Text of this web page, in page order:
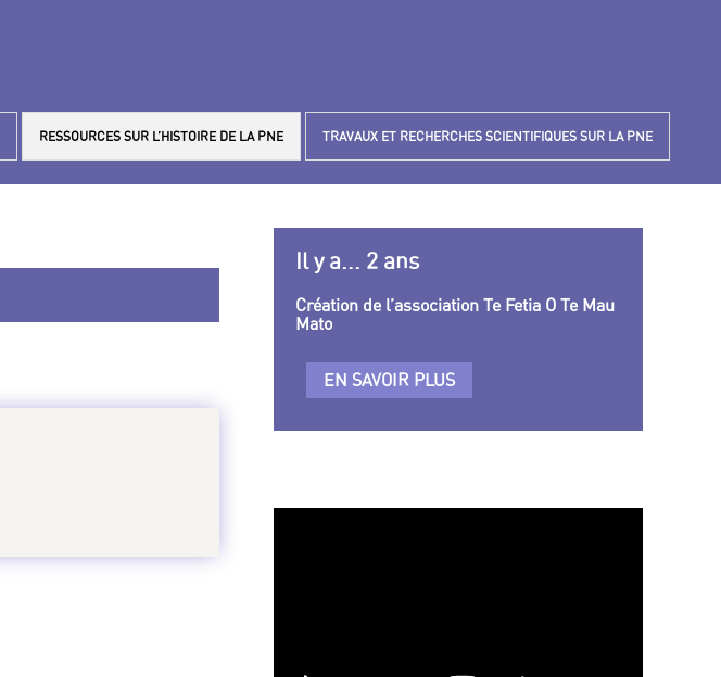
RESSOURCES SUR L’HISTOIRE DE LA PNE TRAVAUX ET RECHERCHES SCIENTIFIQUES SUR LA PNE
Il y a... 2 ans
Création de l’association Te Fetia O Te Mau
Mato
EN SAVOIR PLUS